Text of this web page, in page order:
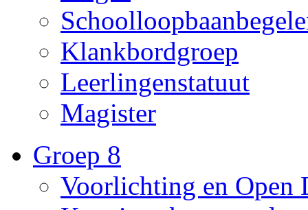
Klankbordgroep
Leerlingenstatuut
Magister
Groep 8
Voorlichting en Open